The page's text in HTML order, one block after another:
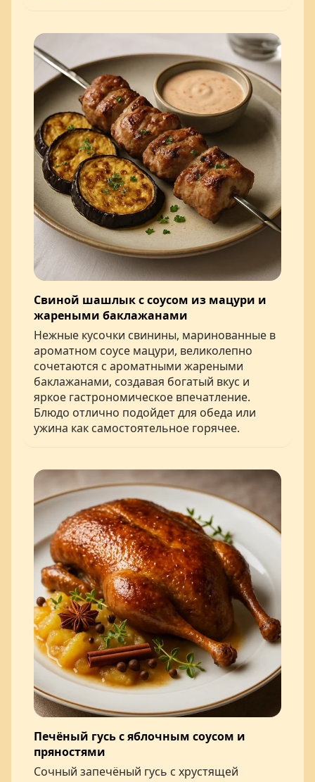
Свиной шашлык с соусом из мацури и
жареными баклажанами
Нежные кусочки свинины, маринованные в
ароматном соусе мацури, великолепно
сочетаются с ароматными жареными
баклажанами, создавая богатый вкус и
яркое гастрономическое впечатление.
Блюдо отлично подойдет для обеда или
ужина как самостоятельное горячее.
Печёный гусь с яблочным соусом и
пряностями
Сочный запечёный гусь с хрустящей